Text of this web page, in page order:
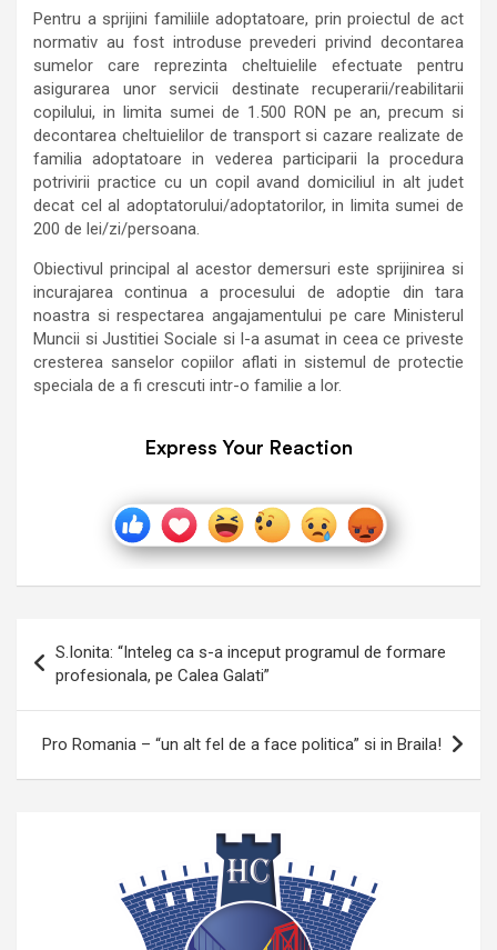
Pentru a sprijini familiile adoptatoare, prin proiectul de act
normativ au fost introduse prevederi privind decontarea
sumelor care reprezinta cheltuielile efectuate pentru
asigurarea unor servicii destinate recuperarii/reabilitarii
copilului, in limita sumei de 1.500 RON pe an, precum si
decontarea cheltuielilor de transport si cazare realizate de
familia adoptatoare in vederea participarii la procedura
potrivirii practice cu un copil avand domiciliul in alt judet
decat cel al adoptatorului/adoptatorilor, in limita sumei de
200 de lei/zi/persoana.
Obiectivul principal al acestor demersuri este sprijinirea si
incurajarea continua a procesului de adoptie din tara
noastra si respectarea angajamentului pe care Ministerul
Muncii si Justitiei Sociale si l-a asumat in ceea ce priveste
cresterea sanselor copiilor aflati in sistemul de protectie
speciala de a fi crescuti intr-o familie a lor.
Express Your Reaction
în
articole
S.Ionita: “Inteleg ca s-a inceput programul de formare
profesionala, pe Calea Galati”
Pro Romania – “un alt fel de a face politica” si in Braila!